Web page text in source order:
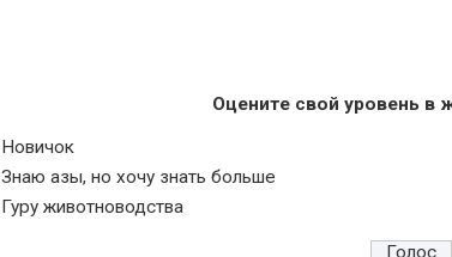
Оцените свой уровень в
Новичок
Знаю азы, но хочу знать больше
Гуру животноводства